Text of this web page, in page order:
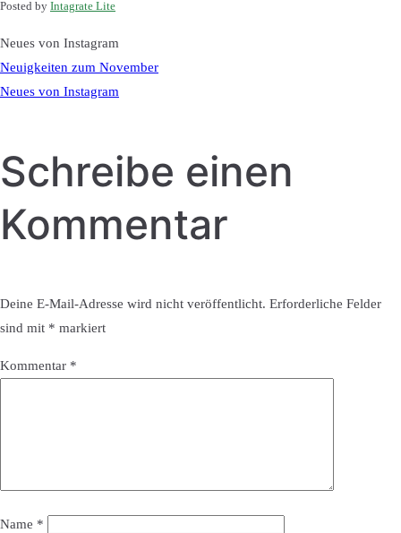
Posted by Intagrate Lite
Neues von Instagram
Neuigkeiten zum November
Neues von Instagram
Schreibe einen
Kommentar
Deine E-Mail-Adresse wird nicht veröffentlicht. Erforderliche Felder
sind mit * markiert
Kommentar *
Name *